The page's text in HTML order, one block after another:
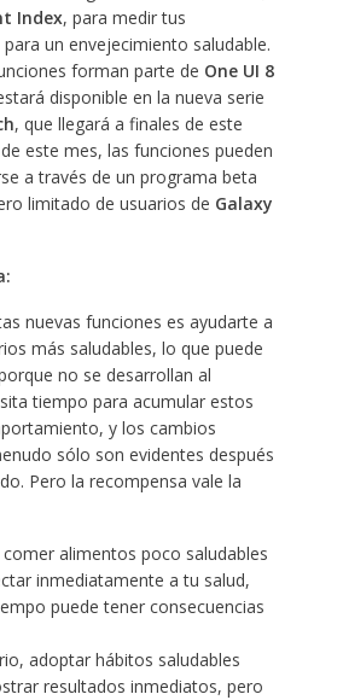
Index, para medir tus
un envejecimiento saludable.
forman parte de One UI 8
disponible en la nueva serie
, que llegará a finales de este
este mes, las funciones pueden
a través de un programa beta
limitado de usuarios de Galaxy
nuevas funciones es ayudarte a
más saludables, lo que puede
no se desarrollan al
tiempo para acumular estos
y los cambios
sólo son evidentes después
Pero la recompensa vale la
alimentos poco saludables
inmediatamente a tu salud,
puede tener consecuencias
adoptar hábitos saludables
resultados inmediatos, pero